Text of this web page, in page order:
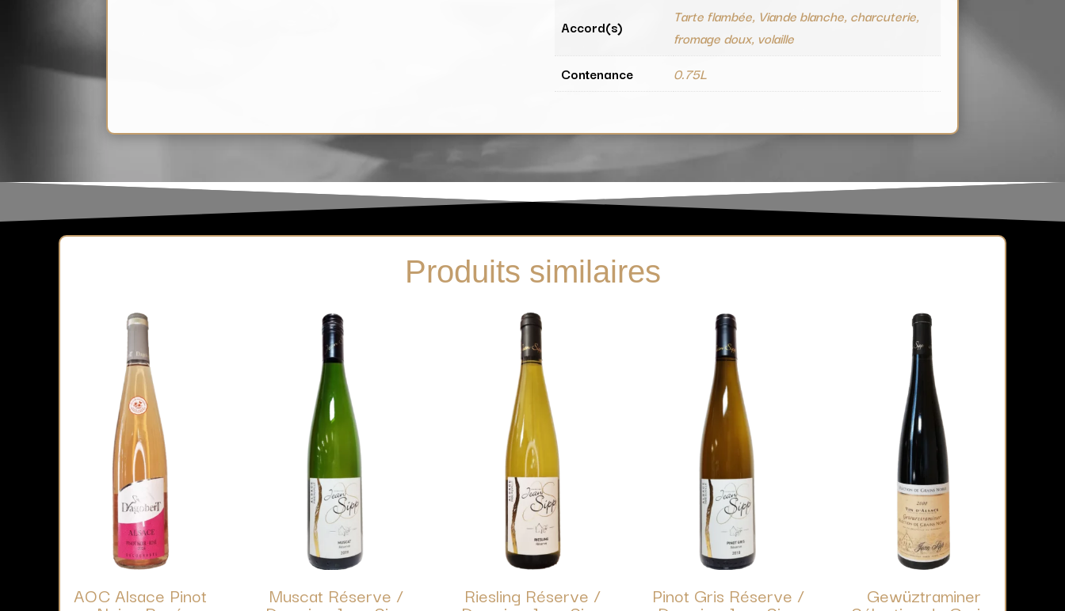
Accord(s)
Tarte flambée, Viande blanche, charcuterie,
fromage doux, volaille
Contenance
0.75L
Produits similaires
AOC Alsace Pinot Muscat Réserve / Riesling Réserve / Pinot Gris Réserve / Gewüztraminer